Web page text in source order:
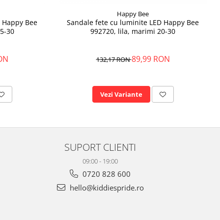
Bee
30
Happy Bee
Sandale fete cu luminite LED Happy Bee
992720, lila, marimi 20-30
132,17 RON89,99 RON
Vezi Variante
SUPORT CLIENTI
09:00 - 19:00
0720 828 600
hello@kiddiespride.ro